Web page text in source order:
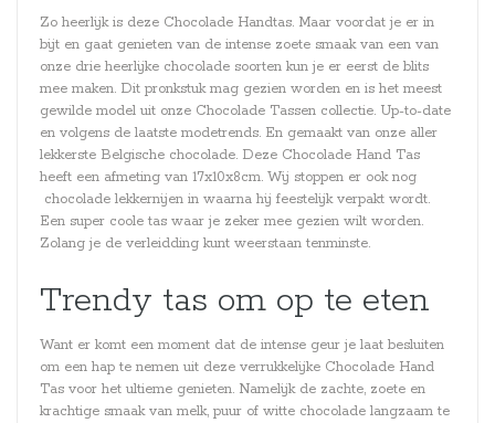
Zo heerlijk is deze Chocolade Handtas. Maar voordat je er in
bijt en gaat genieten van de intense zoete smaak van een van
onze drie heerlijke chocolade soorten kun je er eerst de blits
mee maken. Dit pronkstuk mag gezien worden en is het meest
gewilde model uit onze Chocolade Tassen collectie. Up-to-date
en volgens de laatste modetrends. En gemaakt van onze aller
lekkerste Belgische chocolade. Deze Chocolade Hand Tas
heeft een afmeting van 17x10x8cm. Wij stoppen er ook nog
chocolade lekkernijen in waarna hij feestelijk verpakt wordt.
Een super coole tas waar je zeker mee gezien wilt worden.
Zolang je de verleidding kunt weerstaan tenminste.
Trendy tas om op te eten
Want er komt een moment dat de intense geur je laat besluiten
om een hap te nemen uit deze verrukkelijke Chocolade Hand
Tas voor het ultieme genieten. Namelijk de zachte, zoete en
krachtige smaak van melk, puur of witte chocolade langzaam te